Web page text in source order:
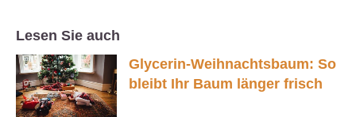
Lesen Sie auch
Glycerin-Weihnachtsbaum: So
bleibt Ihr Baum länger frisch